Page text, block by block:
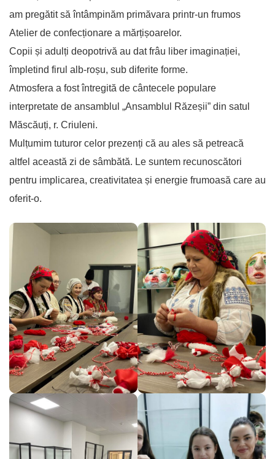
am pregătit să întâmpinăm primăvara printr-un frumos
Atelier de confecționare a mărțișoarelor.
Copii și adulți deopotrivă au dat frâu liber imaginației,
împletind firul alb-roșu, sub diferite forme.
Atmosfera a fost întregită de cântecele populare
interpretate de ansamblul „Ansamblul Răzeșii” din satul
Măscăuți, r. Criuleni.
Mulțumim tuturor celor prezenți că au ales să petreacă
altfel această zi de sâmbătă. Le suntem recunoscători
pentru implicarea, creativitatea și energie frumoasă care au
oferit-o.